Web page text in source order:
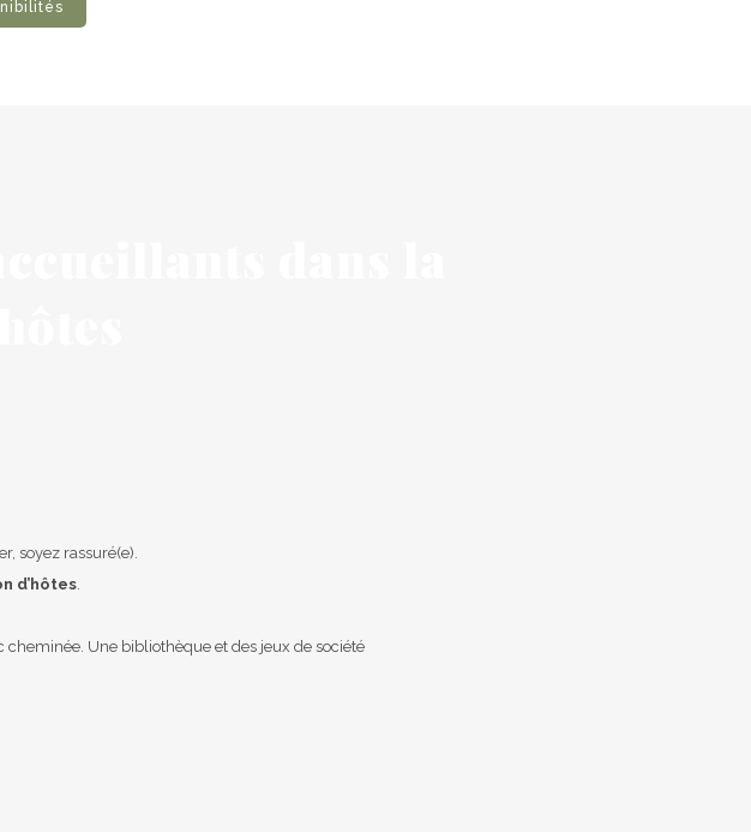
soyez rassuré(e).
d’hôtes
Une bibliothèque et des jeux de société